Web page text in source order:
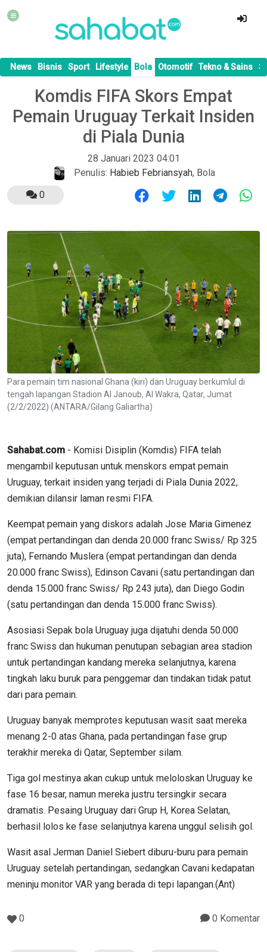
News Bisnis Sport Lifestyle Bola Otomotif Tekno & Sains
Komdis FIFA Skors Empat
Pemain Uruguay Terkait Insiden
di Piala Dunia
28 Januari 2023 04:01
Penulis: Habieb Febriansyah, Bola
0
Para pemain tim nasional Ghana (kiri) dan Uruguay berkumlul di
tengah lapangan Stadion Al Janoub, Al Wakra, Qatar, Jumat
(2/2/2022) (ANTARA/Gilang Galiartha)
Sahabat.com - Komisi Disiplin (Komdis) FIFA telah
mengambil keputusan untuk menskors empat pemain
Uruguay, terkait insiden yang terjadi di Piala Dunia 2022,
demikian dilansir laman resmi FIFA.
Keempat pemain yang diskors adalah Jose Maria Gimenez
(empat pertandingan dan denda 20.000 franc Swiss/ Rp 325
juta), Fernando Muslera (empat pertandingan dan denda
20.000 franc Swiss), Edinson Cavani (satu pertandingan dan
denda 15.000 franc Swiss/ Rp 243 juta), dan Diego Godin
(satu pertandingan dan denda 15.000 franc Swiss).
Asosiasi Sepak bola Uruguay juga dijatuhi denda 50.000
franc Swiss dan hukuman penutupan sebagian area stadion
untuk pertandingan kandang mereka selanjutnya, karena
tingkah laku buruk para penggemar dan tindakan tidak patut
dari para pemain.
Uruguay banyak memprotes keputusan wasit saat mereka
menang 2-0 atas Ghana, pada pertandingan fase grup
terakhir mereka di Qatar, September silam.
Tiga gol mestinya akan cukup untuk meloloskan Uruguay ke
fase 16 besar, namun mereka justru tersingkir secara
dramatis. Pesaing Uruguay dari Grup H, Korea Selatan,
berhasil lolos ke fase selanjutnya karena unggul selisih gol.
Wasit asal Jerman Daniel Siebert diburu-buru para pemain
Uruguay setelah pertandingan, sedangkan Cavani kedapatan
meninju monitor VAR yang berada di tepi lapangan.(Ant)
0 0 Komentar